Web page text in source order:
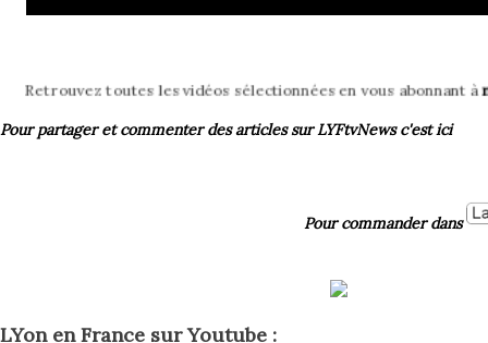
e
vidéos sélectionnées en vous abonnant ànotre chaîne
Pour partager et commenter des articlessur LYFtvNewsc'est ici
Pour commander dans
LYon en France sur Youtube :